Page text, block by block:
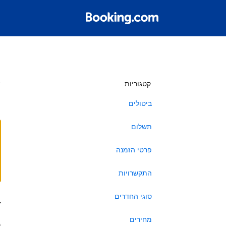
קטגוריות
ביטולים
תשלום
פרטי הזמנה
התקשרויות
סוגי החדרים
מחירים